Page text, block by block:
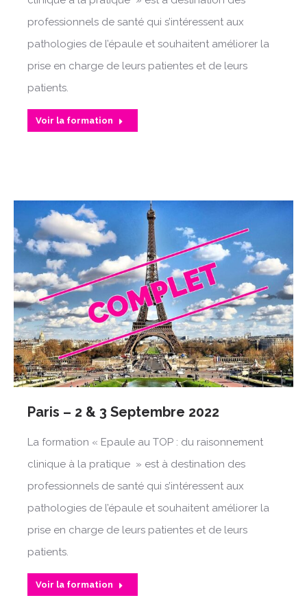
professionnels de santé qui s’intéressent aux
pathologies de l’épaule et souhaitent améliorer la
prise en charge de leurs patientes et de leurs
patients.
Voir la formation
Paris – 2 & 3 Septembre 2022
La formation « Epaule au TOP : du raisonnement
clinique à la pratique » est à destination des
professionnels de santé qui s’intéressent aux
pathologies de l’épaule et souhaitent améliorer la
prise en charge de leurs patientes et de leurs
patients.
Voir la formation